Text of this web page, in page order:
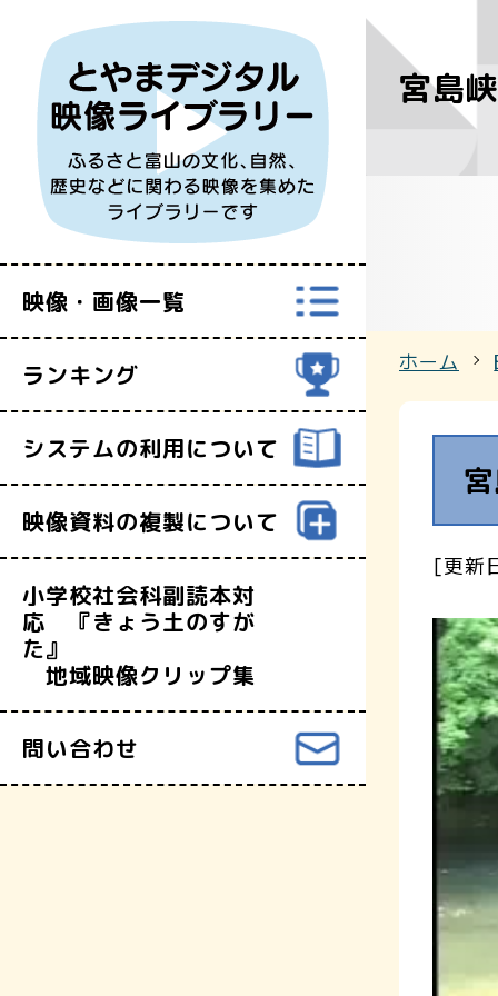
映像・画像一覧
すべての
ランキング
システムの利用について
映像資料の複製について
小学校社会科副読本対
応 『きょう土のすが
た』
地域映像クリップ集
問い合わせ
宮島峡
ホーム
[更新